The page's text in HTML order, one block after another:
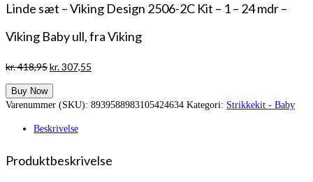
Linde sæt – Viking Design 2506-2C Kit – 1 – 24 mdr –
Viking Baby ull, fra Viking
kr.418,95Den
pris
var:
kr.307,55
er:
Buy Now
Varenummer (SKU): 8939588983105424634 Kategori: Strikkekit - Baby
Beskrivelse
Produktbeskrivelse